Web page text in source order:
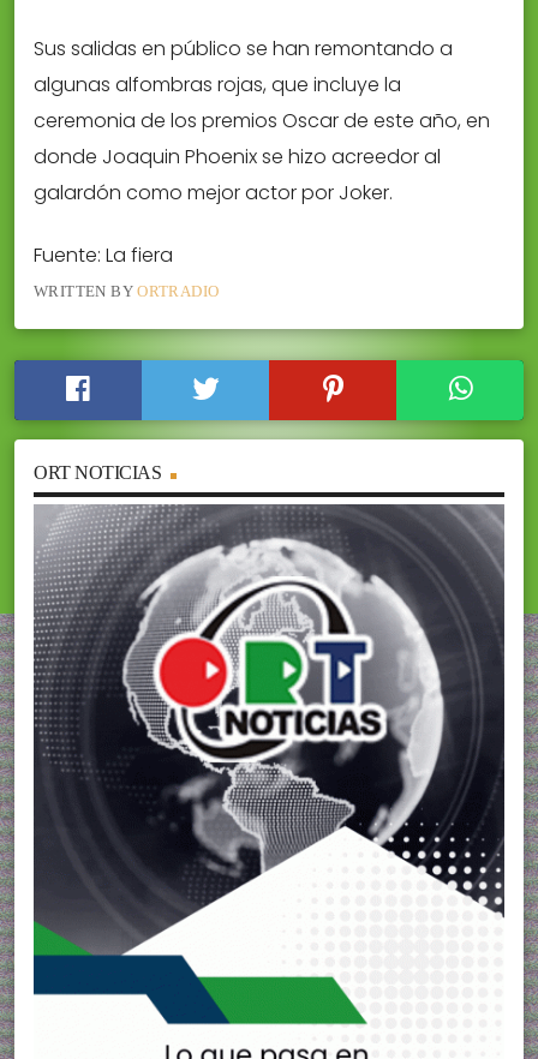
Sus salidas en público se han remontando a
algunas alfombras rojas, que incluye la
ceremonia de los premios Oscar de este año, en
donde Joaquin Phoenix se hizo acreedor al
galardón como mejor actor por Joker.
Fuente: La fiera
WRITTEN BYORTRADIO
ORT NOTICIAS